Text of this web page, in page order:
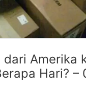
dari Amerika
Hari? –